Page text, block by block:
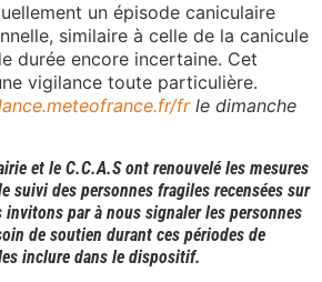
un épisode caniculaire
similaire à celle de la canicule
durée encore incertaine. Cet
vigilance toute particulière.
frle dimanche
et le C.C.A.S ont renouvelé les mesures
suivi des personnes fragiles recensées sur
par à nous signaler les personnes
de soutien durant ces périodes de
inclure dans le dispositif.